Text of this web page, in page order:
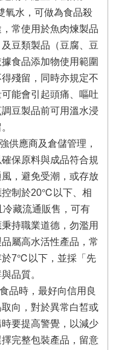
水，可做為食品殺
常使用於魚肉煉製品
豆類製品（豆腐、豆
食品添加物使用範圍
殘留，同時亦規定不
能會引起頭痛、嘔吐
豆製品前可用溫水浸
應商及倉儲管理，
保原料與成品符合規
，避免受潮，或存放
控制於20℃以下、相
藏流通販售，可有
持職業道德，勿濫用
屬高水活性產品，常
於7℃以下，並採「先
品質。
時，最好向信用良
向，對於異常白皙或
要提高警覺，以減少
完整包裝產品，留意